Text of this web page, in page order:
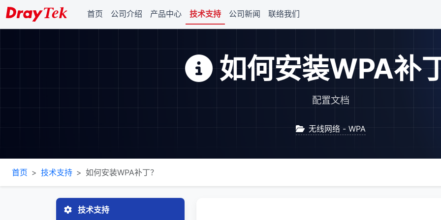
首页 公司介绍 产品中心 技术支持 公司新闻 联络我们
如何安装WPA补
配置文档
无线网络 - WPA
首页 技术支持 如何安装WPA补丁？
技术支持